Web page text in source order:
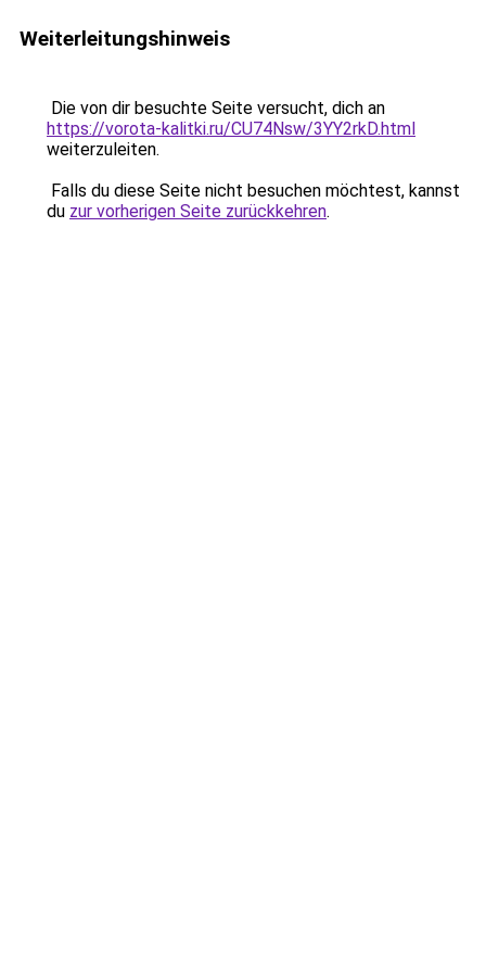
Weiterleitungshinweis
Die von dir besuchte Seite versucht, dich an
https://vorota-kalitki.ru/CU74Nsw/3YY2rkD.html
weiterzuleiten.
Falls du diese Seite nicht besuchen möchtest, kannst
du zur vorherigen Seite zurückkehren.